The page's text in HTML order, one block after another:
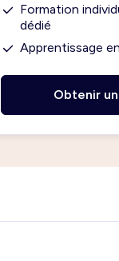
Formation
dédié
Apprentissage
Obtenir